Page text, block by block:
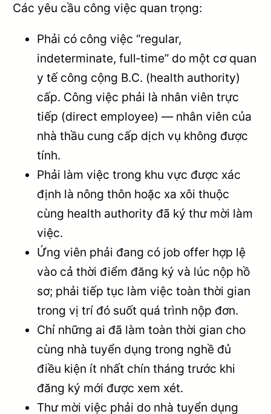
Các yêu cầu công việc quan trọng:
Phải có công việc “regular,
indeterminate, full‑time” do một cơ quan
y tế công cộng B.C. (health authority)
cấp. Công việc phải là nhân viên trực
tiếp (direct employee) — nhân viên của
nhà thầu cung cấp dịch vụ không được
tính.
Phải làm việc trong khu vực được xác
định là nông thôn hoặc xa xôi thuộc
cùng health authority đã ký thư mời làm
việc.
Ứng viên phải đang có job offer hợp lệ
vào cả thời điểm đăng ký và lúc nộp hồ
sơ; phải tiếp tục làm việc toàn thời gian
trong vị trí đó suốt quá trình nộp đơn.
Chỉ những ai đã làm toàn thời gian cho
cùng nhà tuyển dụng trong nghề đủ
điều kiện ít nhất chín tháng trước khi
đăng ký mới được xem xét.
Thư mời việc phải do nhà tuyển dụng